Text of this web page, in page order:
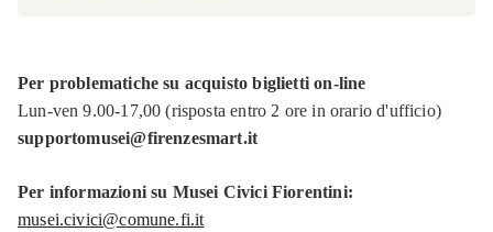
Per problematiche su acquisto biglietti on-line
Lun-ven 9.00-17,00 (risposta entro 2 ore in orario d'ufficio)
supportomusei@firenzesmart.it
Per informazioni su Musei Civici Fiorentini:
musei.civici@comune.fi.it